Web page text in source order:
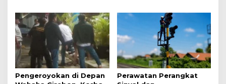
dan Profesionalisme
Pengeroyokan di Depan
Perawatan Perangkat